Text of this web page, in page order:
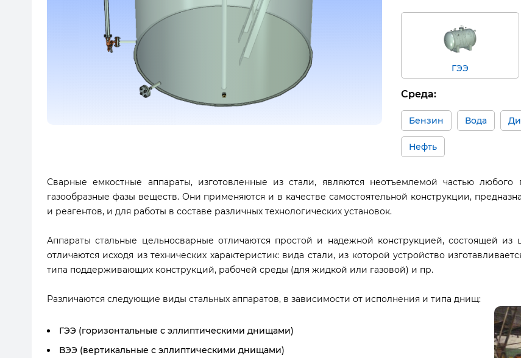
ГЭЭ
Среда:
Бензин Вода
Нефть
Сварные емкостные аппараты, изготовленные из стали, являются неотъемлемой частью
газообразные фазы веществ. Они применяются и в качестве самостоятельной конструкции,
и реагентов, и для работы в составе различных технологических установок.
Аппараты стальные цельносварные отличаются простой и надежной конструкцией, состоящей
отличаются исходя из технических характеристик: вида стали, из которой устройство
типа поддерживающих конструкций, рабочей среды (для жидкой или газовой) и пр.
Различаются следующие виды стальных аппаратов, в зависимости от исполнения и типа днищ:
ГЭЭ (горизонтальные с эллиптическими днищами)
ВЭЭ (вертикальные с эллиптическими днищами)